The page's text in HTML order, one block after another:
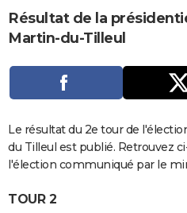
CARTE DE VOEUX
Dictionnaire
Biographies
Expressions
Proverbes
PROGRAMME TV
S'inscrire
Se connecter
Lycées
Collèges
Primaires
Universités
Entreprises
Service militaire
Avis de recherche
AVIS DE DÉCÈS
Résultat de la
Martin-du-Tilleul
Le résultat du 2e tour de
du Tilleul est publié. Retrouvez
l'élection communiqué par le
TOUR 2